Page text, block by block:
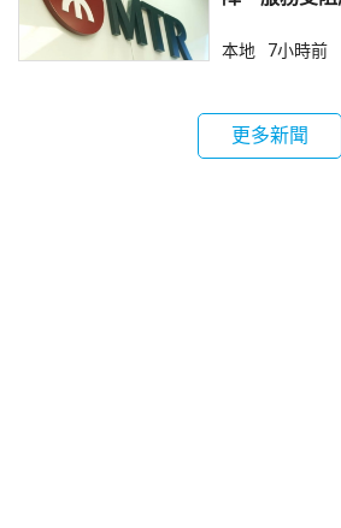
本地 7小時前
更多新聞